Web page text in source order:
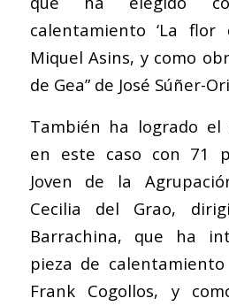
calentamiento ‘La flor
Miquel Asins, y como
de Gea” de José Súñer-
También ha logrado el
en este caso con 71
Joven de la
Cecilia del Grao,
Barrachina, que ha
pieza de calentamiento
Frank Cogollos, y